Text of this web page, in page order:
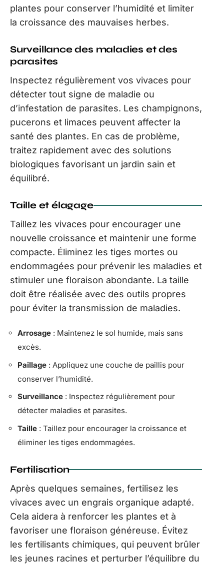
plantes pour conserver l’humidité et limiter
la croissance des mauvaises herbes.
Surveillance des maladies et des
parasites
Inspectez régulièrement vos vivaces pour
détecter tout signe de maladie ou
d’infestation de parasites. Les champignons,
pucerons et limaces peuvent affecter la
santé des plantes. En cas de problème,
traitez rapidement avec des solutions
biologiques favorisant un jardin sain et
équilibré.
Taille et élagage
Taillez les vivaces pour encourager une
nouvelle croissance et maintenir une forme
compacte. Éliminez les tiges mortes ou
endommagées pour prévenir les maladies et
stimuler une floraison abondante. La taille
doit être réalisée avec des outils propres
pour éviter la transmission de maladies.
Arrosage : Maintenez le sol humide, mais sans
excès.
Paillage : Appliquez une couche de paillis pour
conserver l’humidité.
Surveillance : Inspectez régulièrement pour
détecter maladies et parasites.
Taille : Taillez pour encourager la croissance et
éliminer les tiges endommagées.
Fertilisation
Après quelques semaines, fertilisez les
vivaces avec un engrais organique adapté.
Cela aidera à renforcer les plantes et à
favoriser une floraison généreuse. Évitez
les fertilisants chimiques, qui peuvent brûler
les jeunes racines et perturber l’équilibre du